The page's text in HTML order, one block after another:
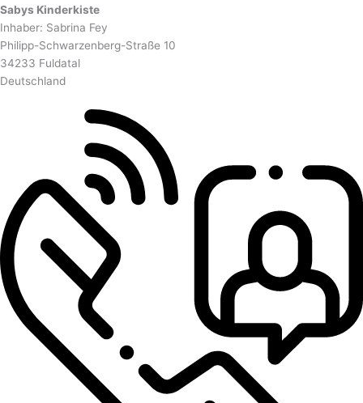
Sabys Kinderkiste
Inhaber: Sabrina Fey
Philipp-Schwarzenberg-Straße 10
34233 Fuldatal
Deutschland